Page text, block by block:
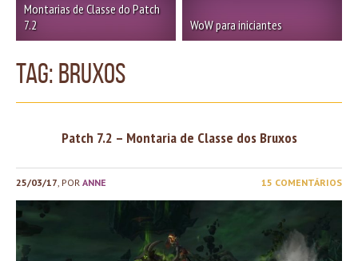
Montarias de Classe do Patch
7.2
WoW para iniciantes
TAG: bruxos
Patch 7.2 – Montaria de Classe dos Bruxos
25/03/17, POR ANNE 15 COMENTÁRIOS